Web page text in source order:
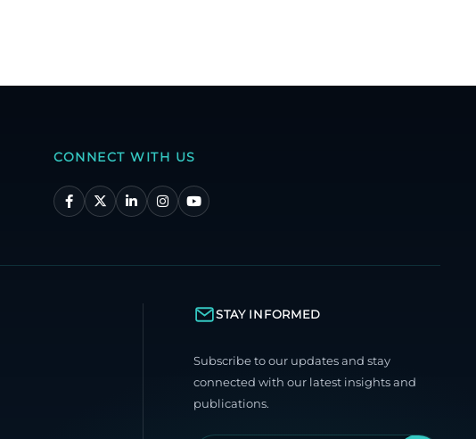
CONNECT WITH US
STAY INFORMED
Subscribe to our updates and stay
connected with our latest insights and
publications.